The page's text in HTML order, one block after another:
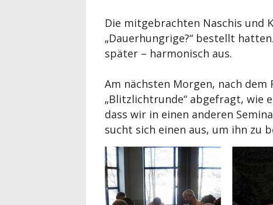
Die mitgebrachten Naschis und
„Dauerhungrige?“ bestellt
später – harmonisch aus.
Am nächsten Morgen, nach
„Blitzlichtrunde“ abgefragt, wie
dass wir in einen anderen
sucht sich einen aus, um ihn zu